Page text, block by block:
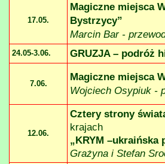
17.05.
Magiczne miejsca
Bystrzycy”
Marcin Bar -
24.05-3.06. GRUZJA – podróż
7.06.
Magiczne miejsca
Wojciech Osypiuk -
12.06.
Cztery strony
krajach
„KRYM –ukraińska
Grażyna i Stefan